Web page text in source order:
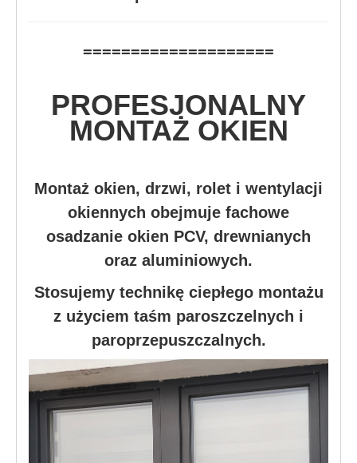
====================
PROFESJONALNY
MONTAŻ OKIEN
Montaż okien, drzwi, rolet i wentylacji
okiennych obejmuje fachowe
osadzanie okien PCV, drewnianych
oraz aluminiowych.
Stosujemy technikę ciepłego montażu
z użyciem taśm paroszczelnych i
paroprzepuszczalnych.